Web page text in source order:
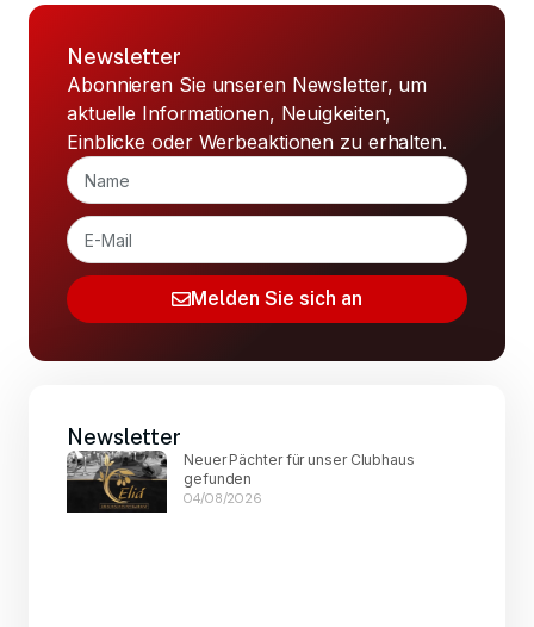
Newsletter
Abonnieren Sie unseren Newsletter, um
aktuelle Informationen, Neuigkeiten,
Einblicke oder Werbeaktionen zu erhalten.
Melden Sie sich an
Newsletter
Neuer Pächter für unser Clubhaus
gefunden
04/08/2026